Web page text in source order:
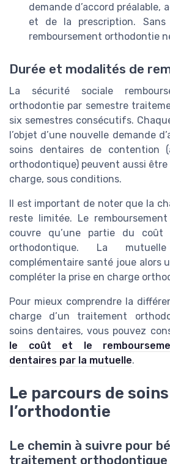
demande d’accord préalable,
et de la prescription.
remboursement orthodontie
Durée et modalités de
La sécurité sociale
orthodontie par semestre
six semestres consécutifs.
l’objet d’une nouvelle demande
soins dentaires de contention
orthodontique) peuvent aussi
charge, sous conditions.
Il est important de noter que la
reste limitée. Le
couvre qu’une partie du
orthodontique. La
complémentaire santé joue alors
compléter la prise en charge
Pour mieux comprendre la
charge d’un traitement
soins dentaires, vous pouvez
le coût et le
dentaires par la mutuelle.
Le parcours de
l’orthodontie
Le chemin à suivre pour
traitement orthodontique